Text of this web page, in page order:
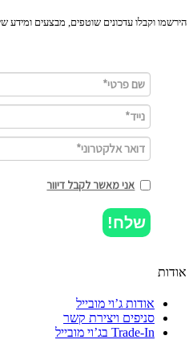
וקבלו עדכונים שוטפים, מבצעים ומידע שימושי
אני מאשר לקבל דיוור
שלח!
אודות ג’וי מובייל
סניפים ויצירת קשר
Trade-In בג’וי מובייל